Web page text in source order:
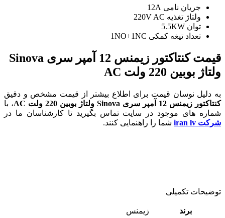
جریان نامی 12A
ولتاژ تغذیه 220V AC
توان 5.5KW
تعداد تیغه کمکی 1NO+1NC
قیمت کنتاکتور زیمنس 12 آمپر سری Sinova
ولتاژ بوبین 220 ولت AC
به دلیل نوسان قیمت برای اطلاع بیشتر از قیمت مشخص و دقیق
کنتاکتور زیمنس 12 آمپر سری Sinova ولتاژ بوبین 220 ولت AC
، با
شماره های موجود در سایت تماس بگیرید تا کارشناسان ما در
شرکت iran lv
شما را راهنمایی کنند.
توضیحات تکمیلی
برند زیمنس